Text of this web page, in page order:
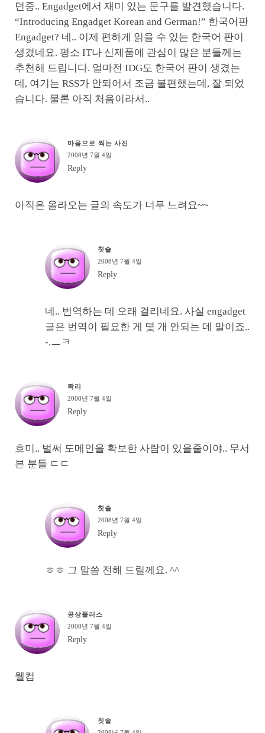
던중.. Engadget에서 재미 있는 문구를 발견했습니다.
“Introducing Engadget Korean and German!” 한국어판
Engadget? 네.. 이제 편하게 읽을 수 있는 한국어 판이
생겼네요. 평소 IT나 신제품에 관심이 많은 분들께는
추천해 드립니다. 얼마전 IDG도 한국어 판이 생겼는
데, 여기는 RSS가 안되어서 조금 불편했는데, 잘 되었
습니다. 물론 아직 처음이라서..
마음으로 찍는 사진
2008년 7월 4일
Reply
아직은 올라오는 글의 속도가 너무 느려요~~
칫솔
2008년 7월 4일
Reply
네.. 번역하는 데 오래 걸리네요. 사실 engadget
글은 번역이 필요한 게 몇 개 안되는 데 말이죠..
-.ㅡㅋ
롹리
2008년 7월 4일
Reply
흐미.. 벌써 도메인을 확보한 사람이 있을줄이야.. 무서
븐 분들 ㄷㄷ
칫솔
2008년 7월 4일
Reply
ㅎㅎ 그 말씀 전해 드릴께요. ^^
공상플러스
2008년 7월 4일
Reply
웰컴
칫솔